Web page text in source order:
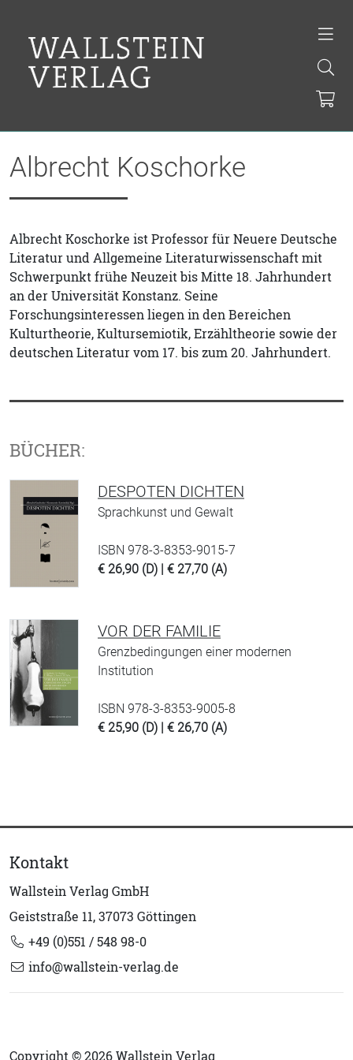
Albrecht Koschorke
Albrecht Koschorke ist Professor für Neuere Deutsche
Literatur und Allgemeine Literaturwissenschaft mit
Schwerpunkt frühe Neuzeit bis Mitte 18. Jahrhundert
an der Universität Konstanz. Seine
Forschungsinteressen liegen in den Bereichen
Kulturtheorie, Kultursemiotik, Erzähltheorie sowie der
deutschen Literatur vom 17. bis zum 20. Jahrhundert.
BÜCHER:
DESPOTEN DICHTEN
Sprachkunst und Gewalt
ISBN 978-3-8353-9015-7
€ 26,90 (D) | € 27,70 (A)
VOR DER FAMILIE
Grenzbedingungen einer modernen
Institution
ISBN 978-3-8353-9005-8
€ 25,90 (D) | € 26,70 (A)
Kontakt
Wallstein Verlag GmbH
Geiststraße 11, 37073 Göttingen
+49 (0)551 / 548 98-0
info@wallstein-verlag.de
Copyright © 2026 Wallstein Verlag